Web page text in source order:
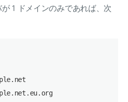
1 ドメインのみであれば、次